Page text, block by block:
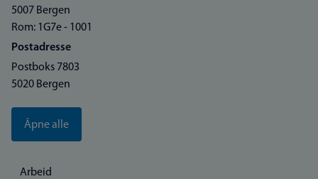
5007 Bergen
Rom: 1G7e - 1001
Postadresse
Postboks 7803
5020 Bergen
Åpne alle
Arbeid